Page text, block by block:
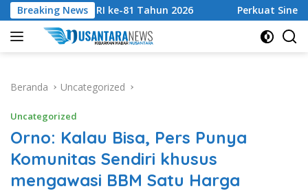
Langsung
ke
konten
Breaking News
RI ke-81 Tahun 2026 Perkuat Sinergi Tingkatkan
Beranda Uncategorized
Uncategorized
Orno: Kalau Bisa, Pers Punya
Komunitas Sendiri khusus
mengawasi BBM Satu Harga